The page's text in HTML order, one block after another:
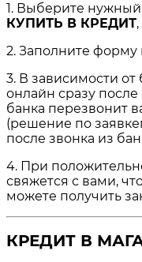
1. Выберите
КУПИТЬ В КРЕДИТ
2. Заполните форму
3. В зависимости
онлайн сразу
банка перезвонит
(решение по
после звонка из
4. При
свяжется с вами,
можете получить
КРЕДИТ В